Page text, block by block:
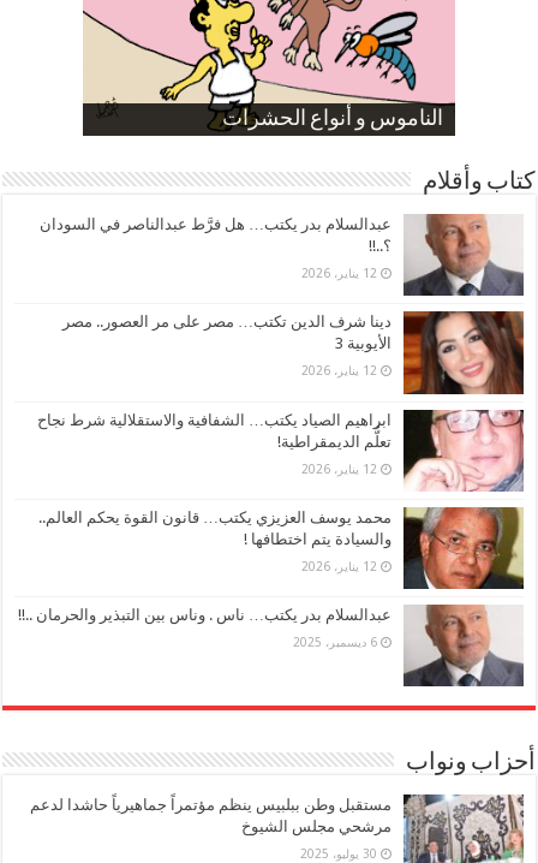
الناموس و أنواع الحشرات
الموظفين بعد ارتفاع الأسعار
ارتفاع نسبة الطلاق في مصر
صورة كاركاتيرية
صورة كاركاتيرية
كتاب وأقلام
عبدالسلام بدر يكتب… هل فرَّط عبدالناصر في السودان
؟..!!
12 يناير، 2026
دينا شرف الدين تكتب… مصر على مر العصور.. مصر
الأيوبية 3
12 يناير، 2026
ابراهيم الصياد يكتب… الشفافية والاستقلالية شرط نجاح
تعلُّم الديمقراطية!
12 يناير، 2026
محمد يوسف العزيزي يكتب… قانون القوة يحكم العالم..
والسيادة يتم اختطافها !
12 يناير، 2026
عبدالسلام بدر يكتب… ناس . وناس بين التبذير والحرمان ..!!
6 ديسمبر، 2025
أحزاب ونواب
مستقبل وطن ببلبيس ينظم مؤتمراً جماهيرياً حاشدا لدعم
مرشحي مجلس الشيوخ
30 يوليو، 2025